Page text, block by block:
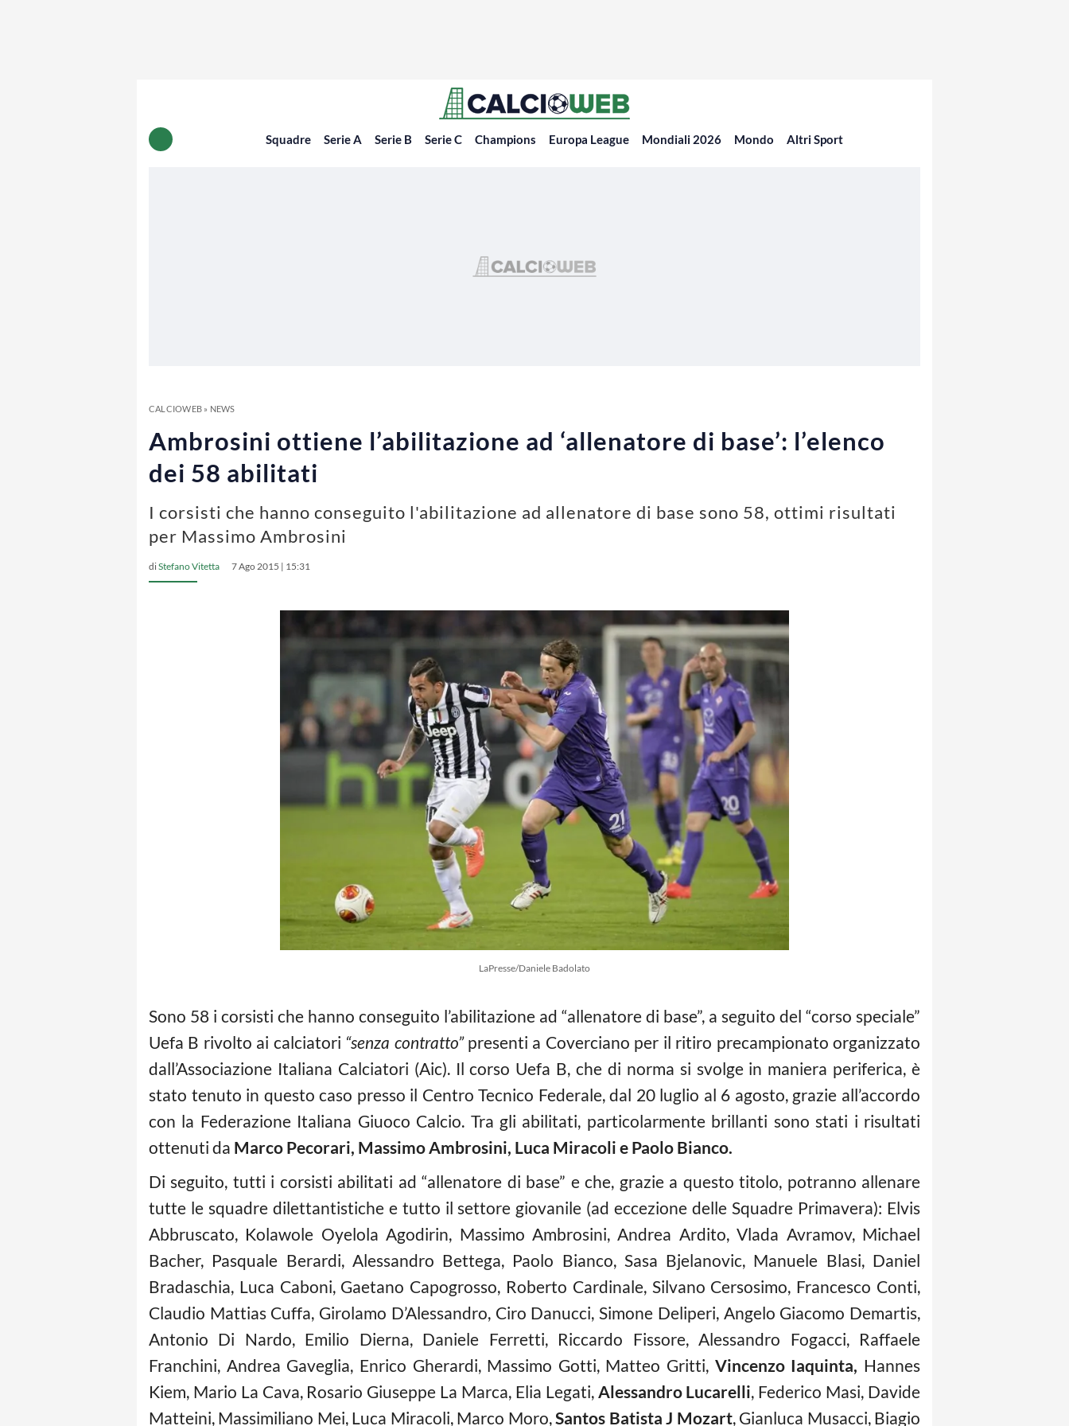
Squadre Serie A Serie B Serie C Champions Europa League Mondiali 2026 Mondo Altri Sport
CALCIOWEB» NEWS
Ambrosini ottiene l’abilitazione ad ‘allenatore di base’: l’elenco
dei 58 abilitati
I corsisti che hanno conseguito l'abilitazione ad allenatore di base sono 58, ottimi risultati
per Massimo Ambrosini
diStefano Vitetta 7 Ago 2015 | 15:31
LaPresse/Daniele Badolato
Sono 58 i corsisti che hanno conseguito l’abilitazione ad “allenatore di base”, a seguito del “corso speciale”
Uefa B rivolto ai calciatori “senza contratto”presenti a Coverciano per il ritiro precampionato organizzato
dall’Associazione Italiana Calciatori (Aic). Il corso Uefa B, che di norma si svolge in maniera periferica, è
stato tenuto in questo caso presso il Centro Tecnico Federale, dal 20 luglio al 6 agosto, grazie all’accordo
con la Federazione Italiana Giuoco Calcio. Tra gli abilitati, particolarmente brillanti sono stati i risultati
ottenuti da Marco Pecorari, Massimo Ambrosini, Luca Miracoli e Paolo Bianco.
Di seguito, tutti i corsisti abilitati ad “allenatore di base” e che, grazie a questo titolo, potranno allenare
tutte le squadre dilettantistiche e tutto il settore giovanile (ad eccezione delle Squadre Primavera): Elvis
Abbruscato, Kolawole Oyelola Agodirin, Massimo Ambrosini, Andrea Ardito, Vlada Avramov, Michael
Bacher, Pasquale Berardi, Alessandro Bettega, Paolo Bianco, Sasa Bjelanovic, Manuele Blasi, Daniel
Bradaschia, Luca Caboni, Gaetano Capogrosso, Roberto Cardinale, Silvano Cersosimo, Francesco Conti,
Claudio Mattias Cuffa, Girolamo D’Alessandro, Ciro Danucci, Simone Deliperi, Angelo Giacomo Demartis,
Antonio Di Nardo, Emilio Dierna, Daniele Ferretti, Riccardo Fissore, Alessandro Fogacci, Raffaele
Franchini, Andrea Gaveglia, Enrico Gherardi, Massimo Gotti, Matteo Gritti, Vincenzo Iaquinta, Hannes
Kiem, Mario La Cava, Rosario Giuseppe La Marca, Elia Legati, Alessandro Lucarelli, Federico Masi, Davide
Matteini, Massimiliano Mei, Luca Miracoli, Marco Moro,Santos Batista J Mozart, Gianluca Musacci, Biagio